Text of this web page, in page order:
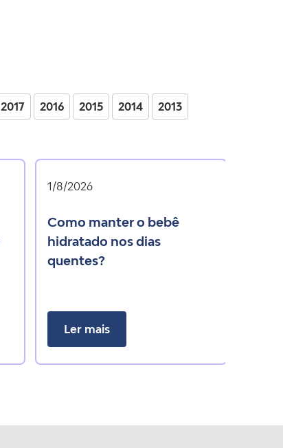
2017 2016 2015 2014 2013
1/8/2026
como manter o bebê
hidratado nos dias
quentes?
Ler mais